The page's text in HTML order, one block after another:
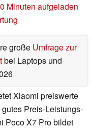
Minuten aufgeladen
große Umfrage zur
bei Laptops und
Xiaomi preiswerte
Preis-Leistungs-
Poco X7 Pro bildet